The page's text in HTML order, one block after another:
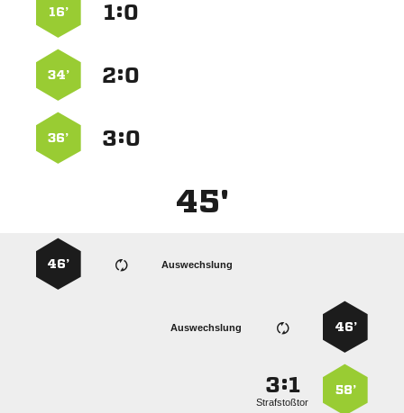
:
16’
:
34’
:
36’
45'
Auswechslung
46’
46’
Auswechslung
58’
:
Strafstoßtor